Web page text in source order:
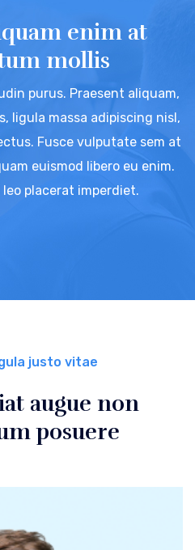
enim at
mollis
purus. Praesent aliquam,
ligula massa adipiscing nisl,
Fusce vulputate sem at
euismod libero eu enim.
placerat imperdiet.
justo vitae
augue non
posuere